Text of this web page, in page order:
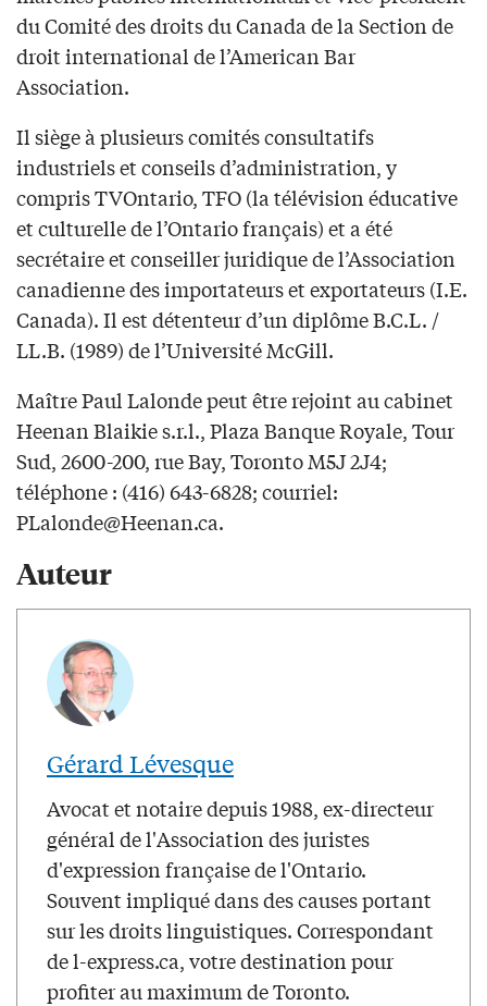
du Comité des droits du Canada de la Section de
droit international de l’American Bar
Association.
Il siège à plusieurs comités consultatifs
industriels et conseils d’administration, y
compris TVOntario, TFO (la télévision éducative
et culturelle de l’Ontario français) et a été
secrétaire et conseiller juridique de l’Association
canadienne des importateurs et exportateurs (I.E.
Canada). Il est détenteur d’un diplôme B.C.L. /
LL.B. (1989) de l’Université McGill.
Maître Paul Lalonde peut être rejoint au cabinet
Heenan Blaikie s.r.l., Plaza Banque Royale, Tour
Sud, 2600-200, rue Bay, Toronto M5J 2J4;
téléphone : (416) 643-6828; courriel:
PLalonde@Heenan.ca.
Auteur
Gérard Lévesque
Avocat et notaire depuis 1988, ex-directeur
général de l'Association des juristes
d'expression française de l'Ontario.
Souvent impliqué dans des causes portant
sur les droits linguistiques. Correspondant
de l-express.ca, votre destination pour
profiter au maximum de Toronto.